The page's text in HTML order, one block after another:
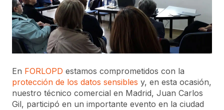
En FORLOPD estamos comprometidos con la
protección de los datos sensibles y, en esta ocasión,
nuestro técnico comercial en Madrid, Juan Carlos
Gil, participó en un importante evento en la ciudad